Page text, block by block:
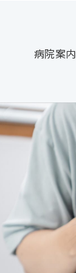
病院案内